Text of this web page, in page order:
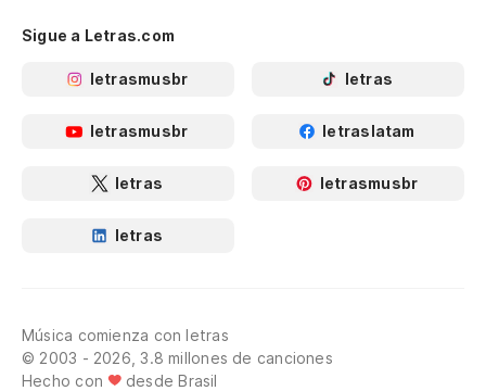
Sigue a Letras.com
letrasmusbr letras
letrasmusbr letraslatam
letras letrasmusbr
letras
Música comienza con letras
© 2003 - 2026, 3.8 millones de canciones
Hecho con
desde Brasil